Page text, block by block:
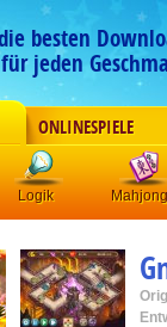
besten
jeden
ONLINESPIELE
Logik Mahjong